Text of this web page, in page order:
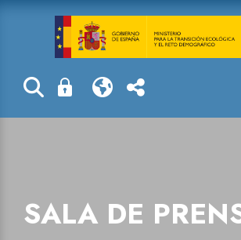
Sala de
SALA DE